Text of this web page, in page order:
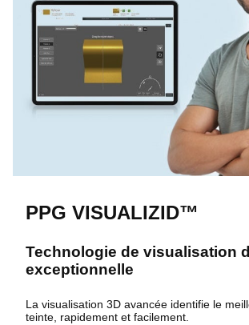
PPG VISUALIZID™
Technologie de visualisation
exceptionnelle
La visualisation 3D avancée identifie le
teinte, rapidement et facilement.